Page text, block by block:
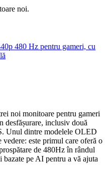
noi.
noi monitoare pentru gameri
desfășurare, inclusiv două
Unul dintre modelele OLED
este primul care oferă o
de 480Hz în rândul
pe AI pentru a vă ajuta